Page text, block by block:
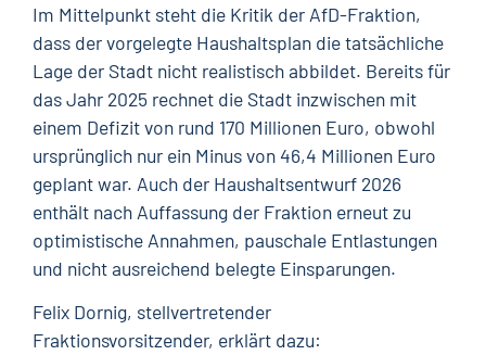
Im Mittelpunkt steht die Kritik der AfD-Fraktion,
dass der vorgelegte Haushaltsplan die tatsächliche
Lage der Stadt nicht realistisch abbildet. Bereits für
das Jahr 2025 rechnet die Stadt inzwischen mit
einem Defizit von rund 170 Millionen Euro, obwohl
ursprünglich nur ein Minus von 46,4 Millionen Euro
geplant war. Auch der Haushaltsentwurf 2026
enthält nach Auffassung der Fraktion erneut zu
optimistische Annahmen, pauschale Entlastungen
und nicht ausreichend belegte Einsparungen.
Felix Dornig, stellvertretender
Fraktionsvorsitzender, erklärt dazu: